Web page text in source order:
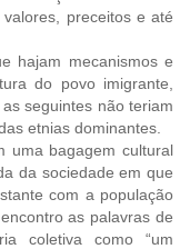
preceitos e até
hajam mecanismos e
do povo imigrante,
seguintes não teriam
etnias dominantes.
uma bagagem cultural
da sociedade em que
com a população
as palavras de
coletiva como “um